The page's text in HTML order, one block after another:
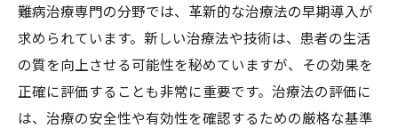
難病治療専門の分野では、革新的な治療法の早期導入が
求められています。新しい治療法や技術は、患者の生活
の質を向上させる可能性を秘めていますが、その効果を
正確に評価することも非常に重要です。治療法の評価に
は、治療の安全性や有効性を確認するための厳格な基準